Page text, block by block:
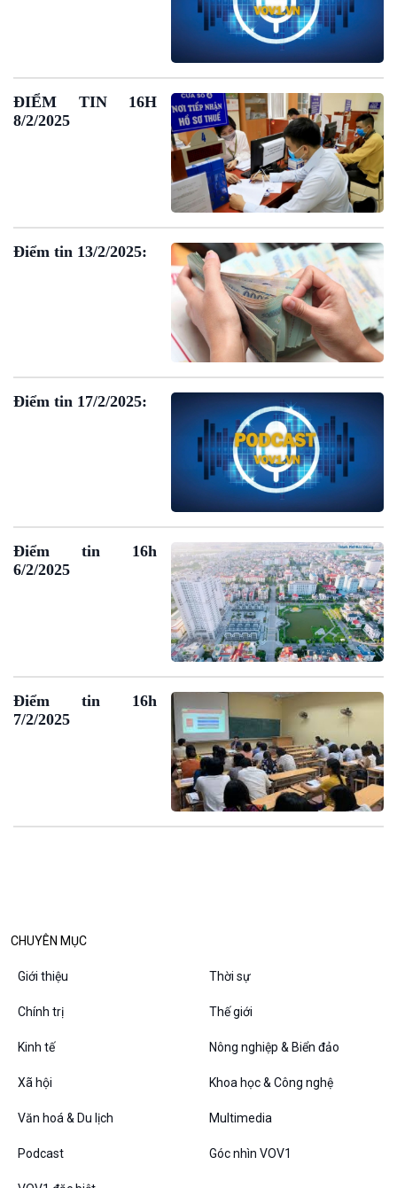
Đối thoại
Diễn đàn chủ nhật
Chuyện đêm
Thanh âm ký sự
Các chương trình đặc biệt
ĐIỂM TIN 16H
8/2/2025
Điểm tin 13/2/2025:
Điểm tin 17/2/2025:
Điểm tin 16h
6/2/2025
Điểm tin 16h
7/2/2025
CHUYÊN MỤC
Giới thiệu Thời sự
Chính trị Thế giới
Kinh tế Nông nghiệp & Biển đảo
Xã hội Khoa học & Công nghệ
Văn hoá & Du lịch Multimedia
Podcast Góc nhìn VOV1